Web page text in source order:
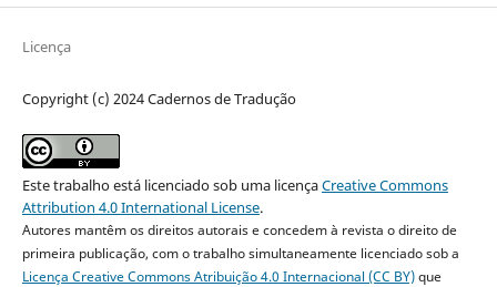
Licença
Copyright (c) 2024 Cadernos de Tradução
Este trabalho está licenciado sob uma licençaCreative Commons
Attribution 4.0 International License.
Autores mantêm os direitos autorais e concedem à revista o direito de
primeira publicação, com o trabalho simultaneamente licenciado sob a
Licença Creative Commons Atribuição 4.0 Internacional (CC BY)que